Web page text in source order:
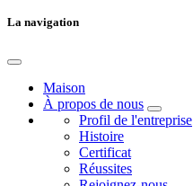
La navigation
Maison
À propos de nous
Profil de l'entreprise
Histoire
Certificat
Réussites